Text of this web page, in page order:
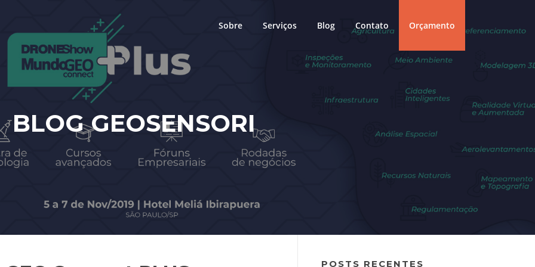
Sobre Serviços Blog Contato Orçamento
BLOG GEOSENSORI
POSTS RECENTES